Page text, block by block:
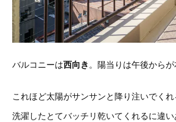
バルコニーは西向き 。 陽当りは午後からが
これほど太陽がサンサンと降り注いでく
洗濯したとてバッチリ乾いてくれるに違い